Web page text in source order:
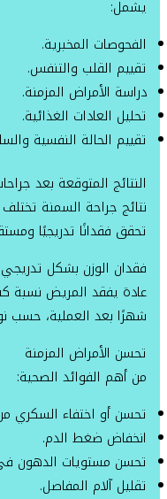
يشمل:
الفحوصات المخبرية.
تقييم القلب والتنفس.
دراسة الأمراض المزمنة.
تحليل العادات الغذائية.
تقييم الحالة النفسية
النتائج المتوقعة بعد
نتائج جراحة السمنة
تحقق فقدانًا تدريجيًا
فقدان الوزن بشكل تدريجي
شهرًا بعد العملية، حسب
تحسن الأمراض المزمنة
من أهم الفوائد الصحية:
تحسن أو اختفاء السكري
انخفاض ضغط الدم.
تحسن مستويات الدهون
تقليل آلام المفاصل.